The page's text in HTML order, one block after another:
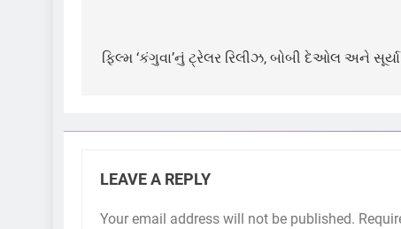
navigation
ફિલ્મ ‘કંગુવા’નું ટ્રેલર રિલીઝ, બોબી દેઓલ અને
LEAVE A REPLY
Your email address will not be published.